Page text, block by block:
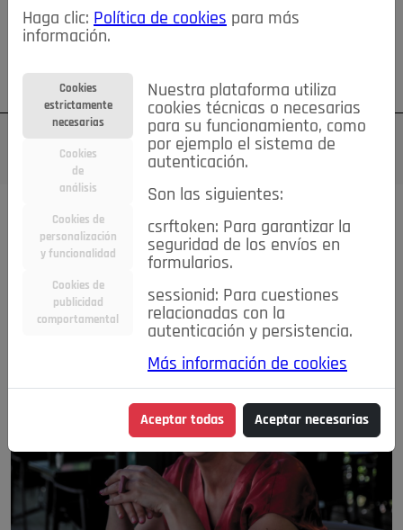
TABLÓN DE ANUNCIOS MIS ANUNCIOS CONTACTO
NOSOTROS
Su cuenta Regístrese ¿Olvidó su contraseña?
Magazine
DESTACADA
Haga clic: Política de cookies para más
información.
Cookies
estrictamente
necesarias
Cookies
de
análisis
Cookies de
personalización
y funcionalidad
Cookies de
publicidad
comportamental
Nuestra plataforma utiliza
cookies técnicas o necesarias
para su funcionamiento, como
por ejemplo el sistema de
autenticación.
Son las siguientes:
csrftoken: Para garantizar la
seguridad de los envíos en
formularios.
sessionid: Para cuestiones
relacionadas con la
autenticación y persistencia.
Más información de cookies
Aceptar todas Aceptar necesarias